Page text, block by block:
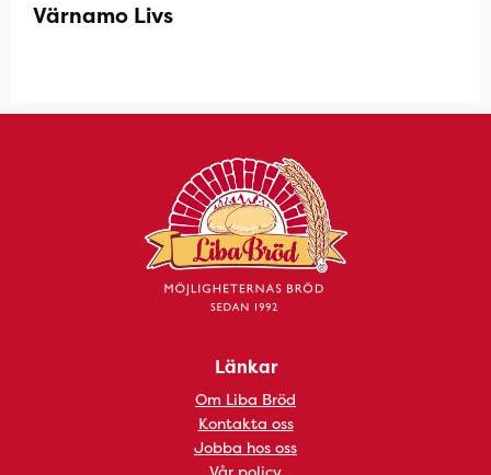
Värnamo Livs
Länkar
Om Liba Bröd
Kontakta oss
Jobba hos oss